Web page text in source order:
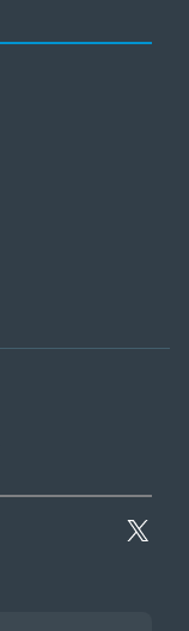
X